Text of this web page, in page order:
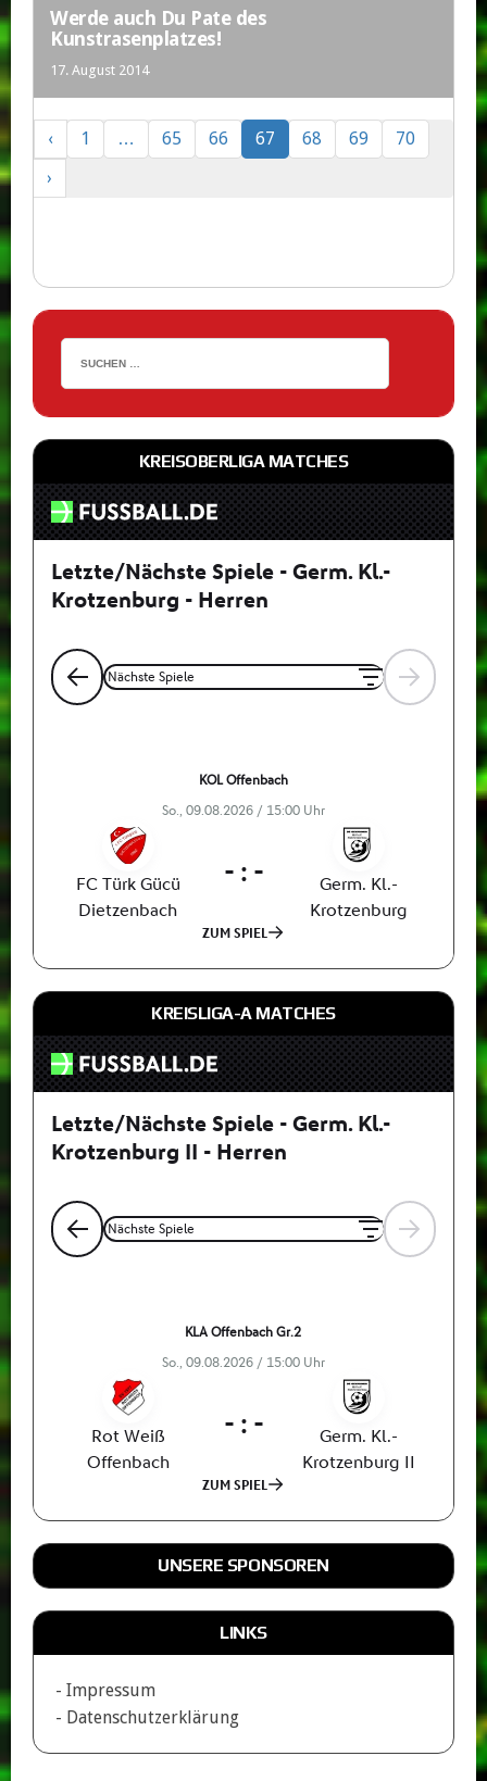
Werde auch Du Pate des
Kunstrasenplatzes!
17. August 2014
‹ 1 … 65 66 67 68 69
70
›
KREISOBERLIGA MATCHES
KREISLIGA-A MATCHES
UNSERE SPONSOREN
LINKS
- Impressum
- Datenschutzerklärung